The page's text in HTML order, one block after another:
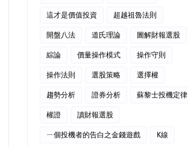
這才是價值投資 超越祖魯法則
開盤八法 道氏理論 圖解財報選股
綜論 價量操作模式 操作守則
操作法則 選股策略 選擇權
趨勢分析 證券分析 蘇黎士投機定律
權證 讀財報選股
ㄧ個投機者的告白之金錢遊戲 K線